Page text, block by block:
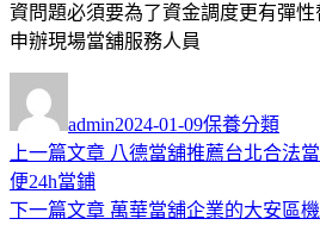
資問題必須要為了資金調度更有彈性
申辦現場當舖服務人員
者
admin佈
日
2024-01-09類
保養分類
文
章
上一篇文章 上
篇
八德當舖推薦台北合法
便24h當鋪
下一篇文章 下
萬華當舖企業的大安區